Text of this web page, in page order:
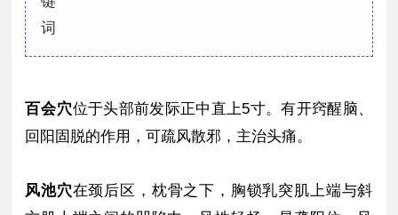
百会穴位于头部前发际正中直上5寸。有开窍醒脑、
回阳固脱的作用，可疏风散邪，主治头痛。
风池穴在颈后区，枕骨之下，胸锁乳突肌上端与斜